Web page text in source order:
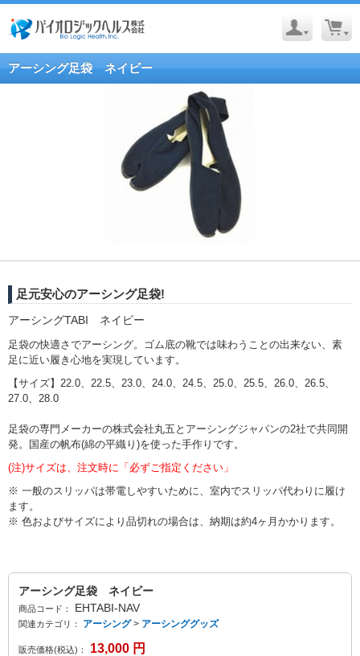
アーシング足袋 ネイビー
足元安心のアーシング足袋!
アーシングTABI ネイビー
足袋の快適さでアーシング。ゴム底の靴では味わうことの出来ない、素
足に近い履き心地を実現しています。
【サイズ】22.0、22.5、23.0、24.0、24.5、25.0、25.5、26.0、26.5、
27.0、28.0
足袋の専門メーカーの株式会社丸五とアーシングジャパンの2社で共同開
発。国産の帆布(綿の平織り)を使った手作りです。
(注)サイズは、注文時に「必ずご指定ください」
※ 一般のスリッパは帯電しやすいために、室内でスリッパ代わりに履け
ます。
※ 色およびサイズにより品切れの場合は、納期は約4ヶ月かかります。
アーシング足袋 ネイビー
商品コード： EHTABI-NAV
関連カテゴリ： アーシング> アーシンググッズ
販売価格(税込)： 13,000 円